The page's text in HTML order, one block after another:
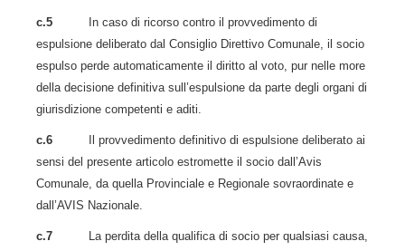
c.5
In caso di ricorso contro il provvedimento di
espulsione deliberato dal Consiglio Direttivo Comunale, il socio
espulso perde automaticamente il diritto al voto, pur nelle more
della decisione definitiva sull’espulsione da parte degli organi di
giurisdizione competenti e aditi.
c.6
Il provvedimento definitivo di espulsione deliberato ai
sensi del presente articolo estromette il socio dall’Avis
Comunale, da quella Provinciale e Regionale sovraordinate e
dall’AVIS Nazionale.
c.7 La perdita della qualifica di socio per qualsiasi causa,